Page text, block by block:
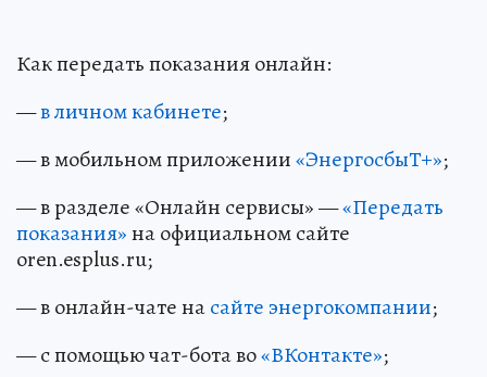
Как передать показания онлайн:
—в личном кабинете;
— в мобильном приложении«ЭнергосбыТ+»;
— в разделе «Онлайн сервисы» —«Передать
показания»на официальном сайте
oren.esplus.ru;
— в онлайн-чате насайте энергокомпании;
— с помощью чат-бота во«ВКонтакте»;